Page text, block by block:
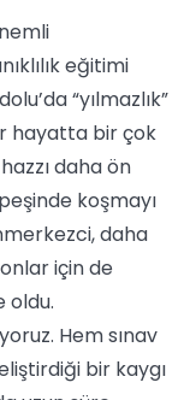
eğitimi
“yılmazlık”
hayatta bir çok
daha ön
koşmayı
daha
için de
oldu.
Hem sınav
bir kaygı